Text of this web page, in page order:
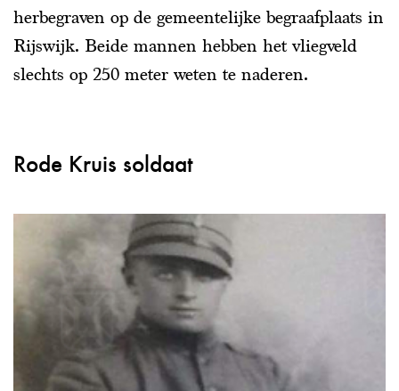
herbegraven op de gemeentelijke begraafplaats in
Rijswijk. Beide mannen hebben het vliegveld
slechts op 250 meter weten te naderen.
Rode Kruis soldaat